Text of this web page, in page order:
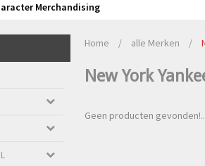
Merchandising
Home / alle Merken /
New York
Geen producten